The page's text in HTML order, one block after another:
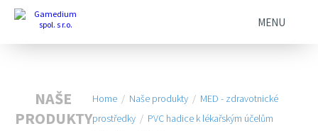
MENU
NAŠE
PRODUKTY
Home / Naše produkty / MED - zdravotnické
prostředky / PVC hadice k lékařským účelům